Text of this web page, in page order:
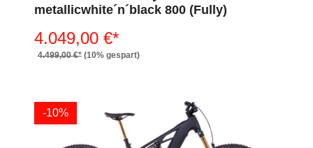
metallicwhite´n´black 800 (Fully)
4.049,00 €*
4.499,00 €* (10% gespart)
-10%